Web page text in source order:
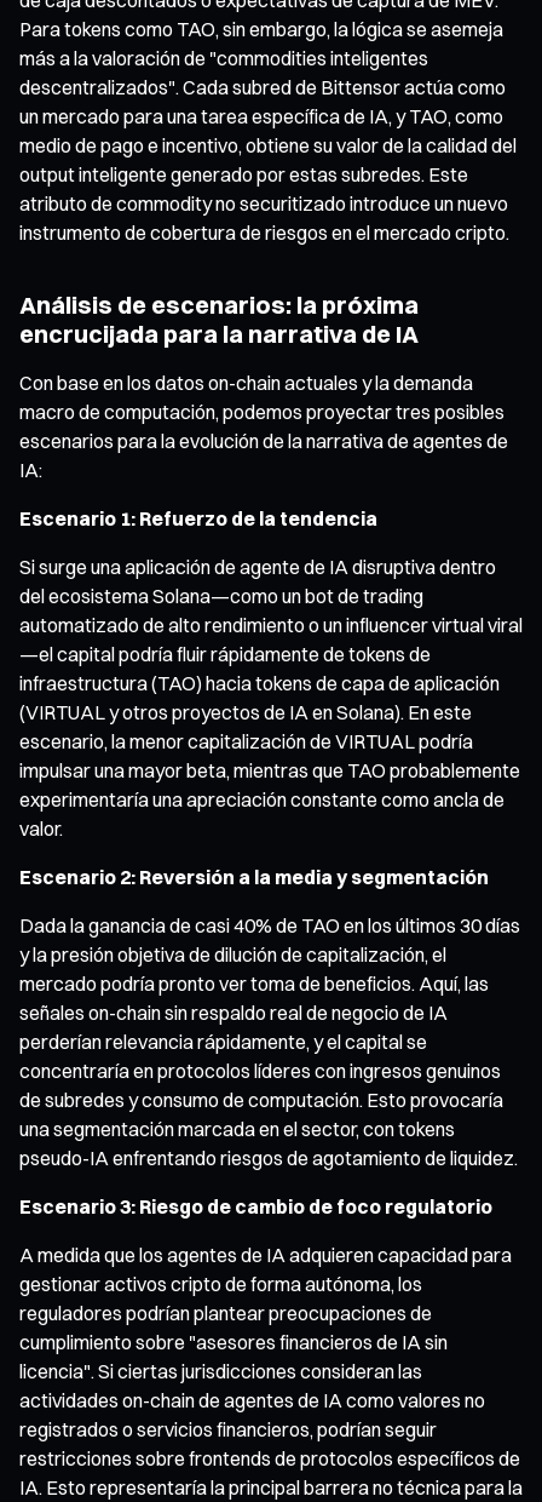
Para tokens como TAO, sin embargo, la lógica se asemeja
más a la valoración de "commodities inteligentes
descentralizados". Cada subred de Bittensor actúa como
un mercado para una tarea específica de IA, y TAO, como
medio de pago e incentivo, obtiene su valor de la calidad del
output inteligente generado por estas subredes. Este
atributo de commodity no securitizado introduce un nuevo
instrumento de cobertura de riesgos en el mercado cripto.
Análisis de escenarios: la próxima
encrucijada para la narrativa de IA
Con base en los datos on-chain actuales y la demanda
macro de computación, podemos proyectar tres posibles
escenarios para la evolución de la narrativa de agentes de
IA:
Escenario 1: Refuerzo de la tendencia
Si surge una aplicación de agente de IA disruptiva dentro
del ecosistema Solana—como un bot de trading
automatizado de alto rendimiento o un influencer virtual viral
—el capital podría fluir rápidamente de tokens de
infraestructura (TAO) hacia tokens de capa de aplicación
(VIRTUAL y otros proyectos de IA en Solana). En este
escenario, la menor capitalización de VIRTUAL podría
impulsar una mayor beta, mientras que TAO probablemente
experimentaría una apreciación constante como ancla de
valor.
Escenario 2: Reversión a la media y segmentación
Dada la ganancia de casi 40% de TAO en los últimos 30 días
y la presión objetiva de dilución de capitalización, el
mercado podría pronto ver toma de beneficios. Aquí, las
señales on-chain sin respaldo real de negocio de IA
perderían relevancia rápidamente, y el capital se
concentraría en protocolos líderes con ingresos genuinos
de subredes y consumo de computación. Esto provocaría
una segmentación marcada en el sector, con tokens
pseudo-IA enfrentando riesgos de agotamiento de liquidez.
Escenario 3: Riesgo de cambio de foco regulatorio
A medida que los agentes de IA adquieren capacidad para
gestionar activos cripto de forma autónoma, los
reguladores podrían plantear preocupaciones de
cumplimiento sobre "asesores financieros de IA sin
licencia". Si ciertas jurisdicciones consideran las
actividades on-chain de agentes de IA como valores no
registrados o servicios financieros, podrían seguir
restricciones sobre frontends de protocolos específicos de
IA. Esto representaría la principal barrera no técnica para la